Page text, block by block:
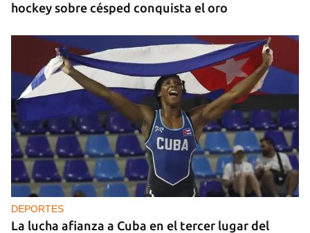
hockey sobre césped conquista el oro
DEPORTES
La lucha afianza a Cuba en el tercer lugar del